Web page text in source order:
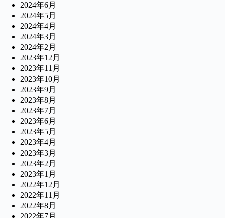
2024年6月
2024年5月
2024年4月
2024年3月
2024年2月
2023年12月
2023年11月
2023年10月
2023年9月
2023年8月
2023年7月
2023年6月
2023年5月
2023年4月
2023年3月
2023年2月
2023年1月
2022年12月
2022年11月
2022年8月